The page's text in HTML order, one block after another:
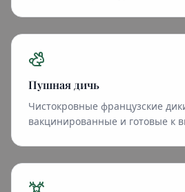
Пушная дичь
Чистокровные французские
вакцинированные и готовые к